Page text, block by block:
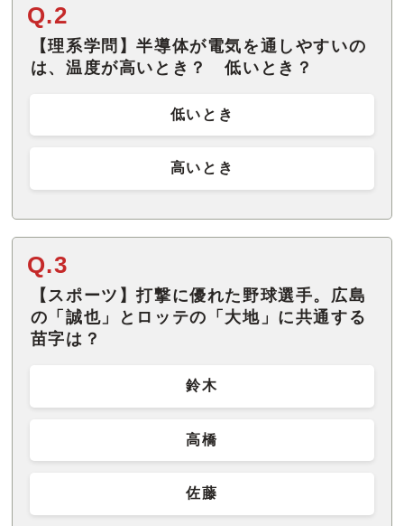
Q.2
【理系学問】半導体が電気を通しやすいの
は、温度が高いとき？ 低いとき？
低いとき
高いとき
Q.3
【スポーツ】打撃に優れた野球選手。広島
の「誠也」とロッテの「大地」に共通する
苗字は？
鈴木
高橋
佐藤